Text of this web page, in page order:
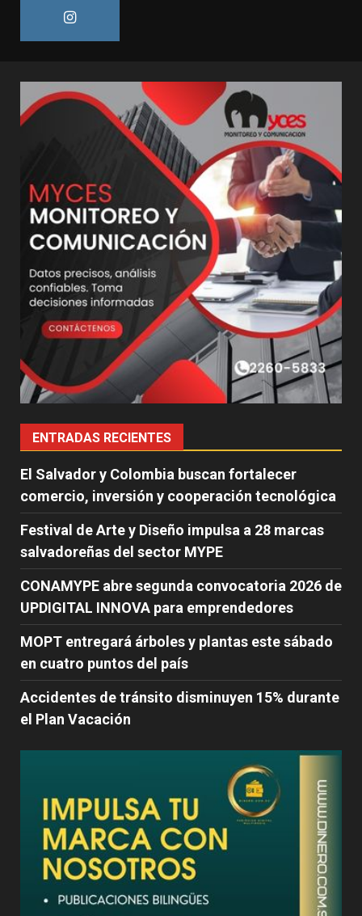
ENTRADAS RECIENTES
El Salvador y Colombia buscan fortalecer
comercio, inversión y cooperación tecnológica
Festival de Arte y Diseño impulsa a 28 marcas
salvadoreñas del sector MYPE
CONAMYPE abre segunda convocatoria 2026 de
UPDIGITAL INNOVA para emprendedores
MOPT entregará árboles y plantas este sábado
en cuatro puntos del país
Accidentes de tránsito disminuyen 15% durante
el Plan Vacación